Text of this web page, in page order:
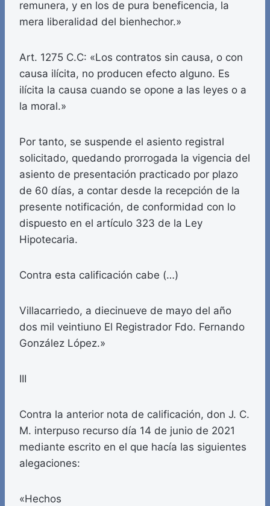
remunera, y en los de pura beneficencia, la
mera liberalidad del bienhechor.»
Art. 1275 C.C: «Los contratos sin causa, o con
causa ilícita, no producen efecto alguno. Es
ilícita la causa cuando se opone a las leyes o a
la moral.»
Por tanto, se suspende el asiento registral
solicitado, quedando prorrogada la vigencia del
asiento de presentación practicado por plazo
de 60 días, a contar desde la recepción de la
presente notificación, de conformidad con lo
dispuesto en el artículo 323 de la Ley
Hipotecaria.
Contra esta calificación cabe (…)
Villacarriedo, a diecinueve de mayo del año
dos mil veintiuno El Registrador Fdo. Fernando
González López.»
III
Contra la anterior nota de calificación, don J. C.
M. interpuso recurso día 14 de junio de 2021
mediante escrito en el que hacía las siguientes
alegaciones:
«Hechos